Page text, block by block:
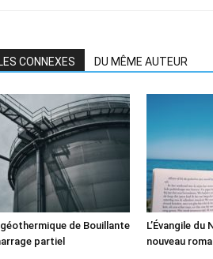
CONNEXES DU MÊME AUTEUR
de Bouillante
partiel
L’Évangile du
nouveau